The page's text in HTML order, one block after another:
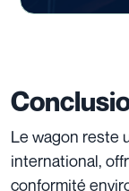
Le wagon reste
international,
conformité